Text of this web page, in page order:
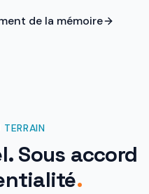
de la mémoire
TERRAIN
Sous accord
.